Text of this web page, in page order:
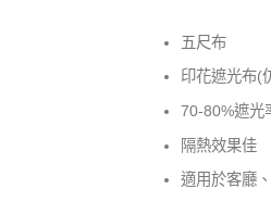
五尺布
印花遮光布(
70-80%遮光
隔熱效果佳
適用於客廳